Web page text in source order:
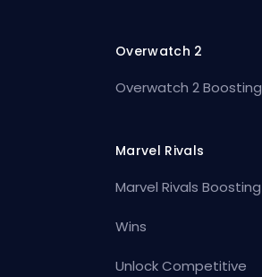
Overwatch 2
Overwatch 2 Boosting
Marvel Rivals
Marvel Rivals Boosting
Wins
Unlock Competitive